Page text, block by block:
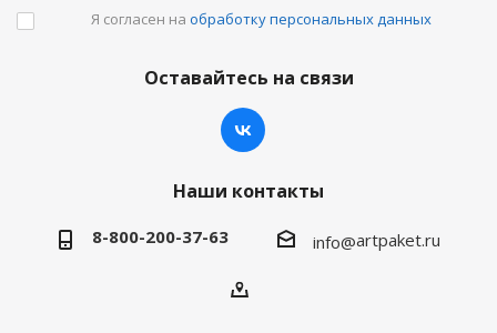
Я согласен на обработку персональных данных
Оставайтесь на связи
Наши контакты
8-800-200-37-63 info@artpaket.ru